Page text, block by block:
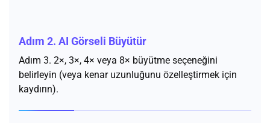
Adım 2. AI Görseli Büyütür
Adım 3. 2×, 3×, 4× veya 8× büyütme seçeneğini
belirleyin (veya kenar uzunluğunu özelleştirmek için
kaydırın).